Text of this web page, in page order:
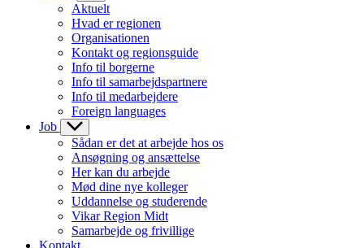
Aktuelt
Hvad er regionen
Organisationen
Kontakt og regionsguide
Info til borgerne
Info til samarbejdspartnere
Info til medarbejdere
Foreign languages
Job
Sådan er det at arbejde hos os
Ansøgning og ansættelse
Her kan du arbejde
Mød dine nye kolleger
Uddannelse og studerende
Vikar Region Midt
Samarbejde og frivillige
Kontakt